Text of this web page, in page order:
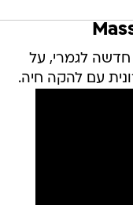
חדשה לגמרי, על
עם להקה חיה.